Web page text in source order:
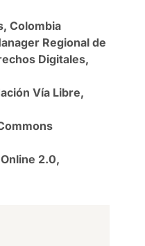
Colombia
Regional de
Digitales,
Vía Libre,
2.0,